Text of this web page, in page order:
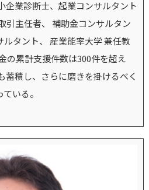
企業診断士、起業コンサルタント
引主任者、 補助金コンサルタン
ルタント、 産業能率大学 兼任教
の累計支援件数は300件を超え
蓄積し、さらに磨きを掛けるべく
いる。